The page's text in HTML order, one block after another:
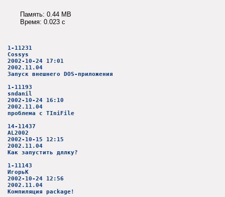
Память: 0.44 MB
Время: 0.023 c
1-11231
Cossys
2002-10-24 17:01
2002.11.04
Запуск внешнего DOS-приложения
1-11193
sndanil
2002-10-24 16:10
2002.11.04
проблема с TIniFile
14-11437
AL2002
2002-10-15 12:15
2002.11.04
Как запустить дллку?
1-11143
ИгорьК
2002-10-24 12:56
2002.11.04
Компиляция package!